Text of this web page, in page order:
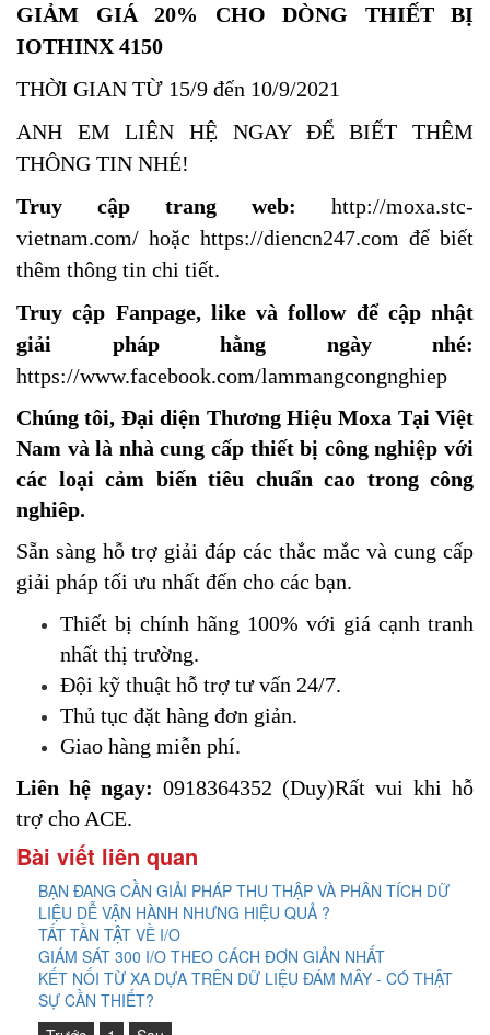
GIẢM GIÁ 20% CHO DÒNG THIẾT BỊ
IOTHINX 4150
THỜI GIAN TỪ 15/9 đến 10/9/2021
ANH EM LIÊN HỆ NGAY ĐỂ BIẾT THÊM
THÔNG TIN NHÉ!
Truy cập trang web: http://moxa.stc-
vietnam.com/ hoặc https://diencn247.com để biết
thêm thông tin chi tiết.
Truy cập Fanpage, like và follow để cập nhật
giải pháp hằng ngày nhé:
https://www.facebook.com/lammangcongnghiep
Chúng tôi, Đại diện Thương Hiệu Moxa Tại Việt
Nam và là nhà cung cấp thiết bị công nghiệp với
các loại cảm biến tiêu chuẩn cao trong công
nghiêp.
Sẵn sàng hỗ trợ giải đáp các thắc mắc và cung cấp
giải pháp tối ưu nhất đến cho các bạn.
Thiết bị chính hãng 100% với giá cạnh tranh
nhất thị trường.
​Đội kỹ thuật hỗ trợ tư vấn 24/7.
Thủ tục đặt hàng đơn giản.
Giao hàng miễn phí.
Liên hệ ngay: 0918364352 (Duy)Rất vui khi hỗ
trợ cho ACE.
Bài viết liên quan
BẠN ĐANG CẦN GIẢI PHÁP THU THẬP VÀ PHÂN TÍCH DỮ
LIỆU DỄ VẬN HÀNH NHƯNG HIỆU QUẢ ?
TẤT TẦN TẬT VỀ I/O
GIÁM SÁT 300 I/O THEO CÁCH ĐƠN GIẢN NHẤT
KẾT NỐI TỪ XA DỰA TRÊN DỮ LIỆU ĐÁM MÂY - CÓ THẬT
SỰ CẦN THIẾT?